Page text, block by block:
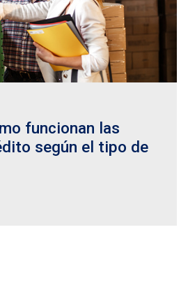
funcionan las
según el tipo de